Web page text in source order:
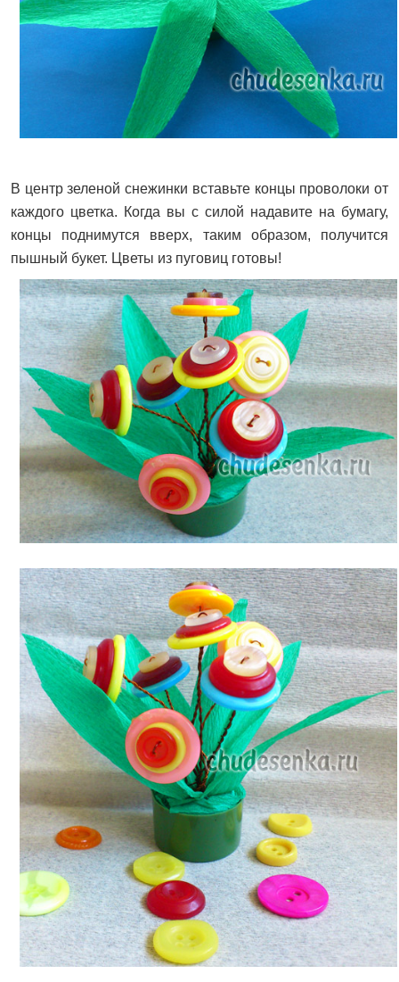
В центр зеленой снежинки вставьте концы проволоки от
каждого цветка. Когда вы с силой надавите на бумагу,
концы поднимутся вверх, таким образом, получится
пышный букет. Цветы из пуговиц готовы!